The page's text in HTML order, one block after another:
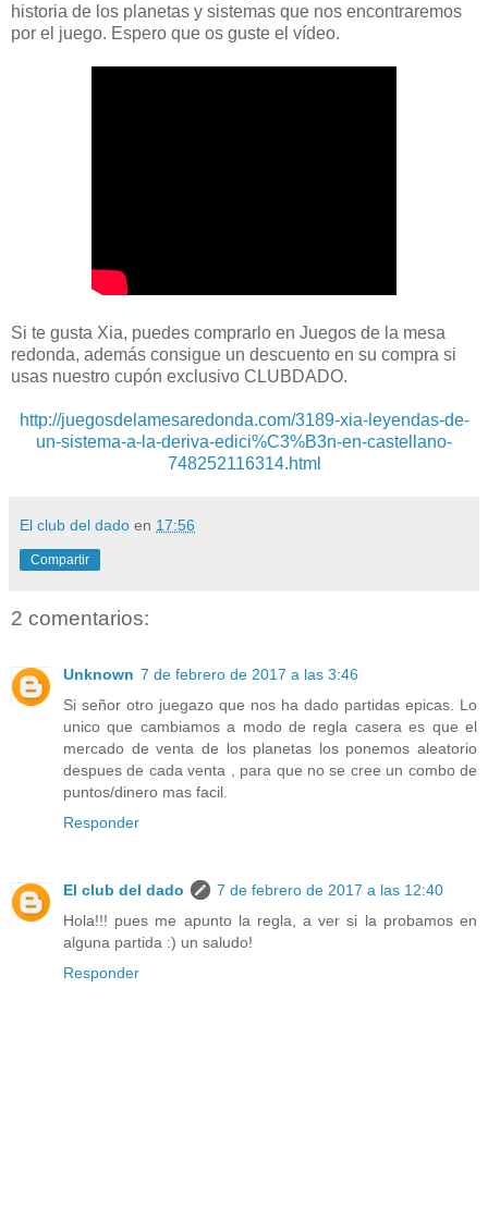
historia de los planetas y sistemas que nos encontraremos
por el juego. Espero que os guste el vídeo.
Si te gusta Xia, puedes comprarlo en Juegos de la mesa
redonda, además consigue un descuento en su compra si
usas nuestro cupón exclusivo CLUBDADO.
http://juegosdelamesaredonda.com/3189-xia-leyendas-de-
un-sistema-a-la-deriva-edici%C3%B3n-en-castellano-
748252116314.html
El club del dado en 17:56
Compartir
2 comentarios:
Unknown 7 de febrero de 2017 a las 3:46
Si señor otro juegazo que nos ha dado partidas epicas. Lo
unico que cambiamos a modo de regla casera es que el
mercado de venta de los planetas los ponemos aleatorio
despues de cada venta , para que no se cree un combo de
puntos/dinero mas facil.
Responder
El club del dado
7 de febrero de 2017 a las 12:40
Hola!!! pues me apunto la regla, a ver si la probamos en
alguna partida :) un saludo!
Responder